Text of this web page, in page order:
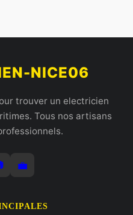
NICE06
trouver un electricien
Tous nos artisans
💼